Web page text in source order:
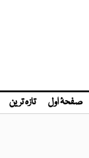
صفحۂ اول تازہ ترین